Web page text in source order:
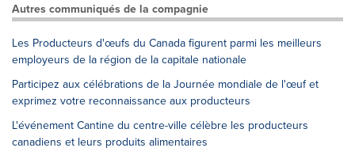
Autres communiqués de la compagnie
Les Producteurs d'œufs du Canada figurent parmi les meilleurs
employeurs de la région de la capitale nationale
Participez aux célébrations de la Journée mondiale de l'œuf et
exprimez votre reconnaissance aux producteurs
L'événement Cantine du centre-ville célèbre les producteurs
canadiens et leurs produits alimentaires